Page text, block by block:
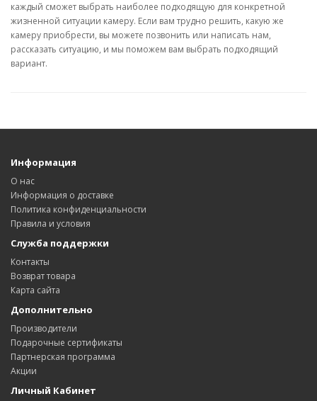
каждый сможет выбрать наиболее подходящую для конкретной
жизненной ситуации камеру. Если вам трудно решить, какую же
камеру приобрести, вы можете позвонить или написать нам,
рассказать ситуацию, и мы поможем вам выбрать подходящий
вариант.
Информация
О нас
Информация о доставке
Политика конфиденциальности
Правила и условия
Служба поддержки
Контакты
Возврат товара
Карта сайта
Дополнительно
Производители
Подарочные сертификаты
Партнерская программа
Акции
Личный Кабинет